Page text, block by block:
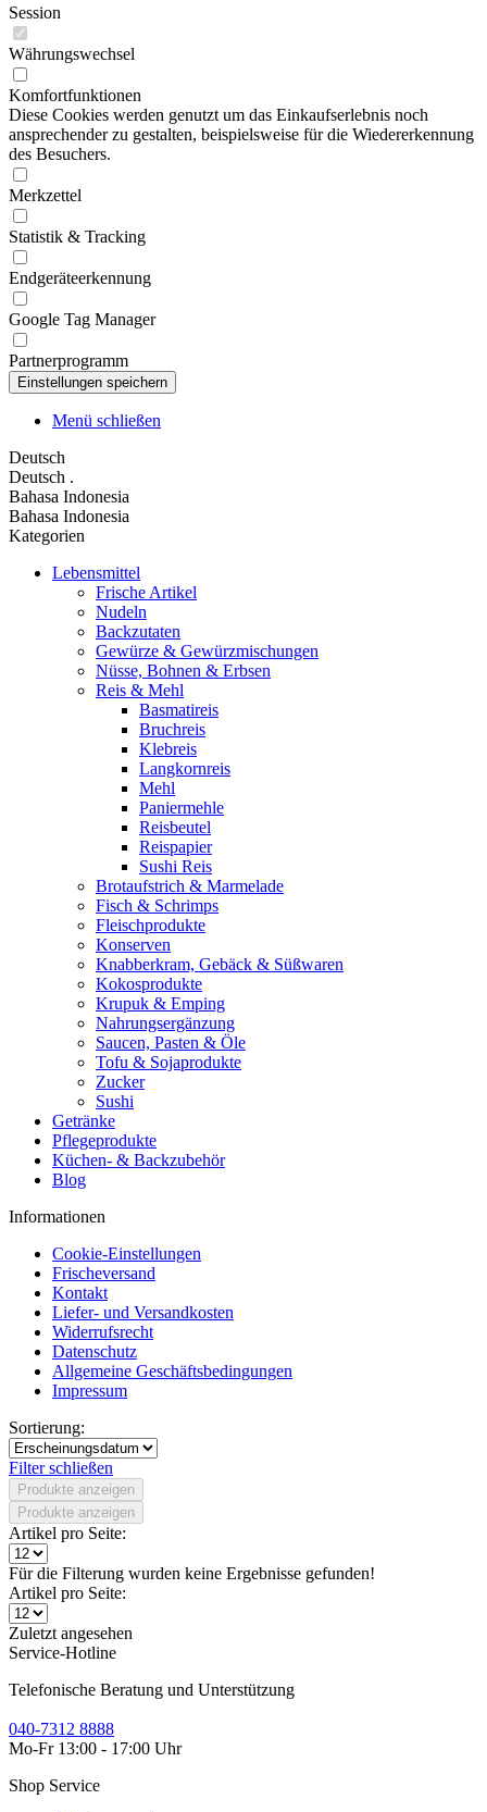
Session
Währungswechsel
Komfortfunktionen
Diese Cookies werden genutzt um das Einkaufserlebnis noch
ansprechender zu gestalten, beispielsweise für die Wiedererkennung
des Besuchers.
Merkzettel
Statistik & Tracking
Endgeräteerkennung
Google Tag Manager
Partnerprogramm
Menü schließen
Deutsch
Deutsch .
Bahasa Indonesia
Bahasa Indonesia
Kategorien
Lebensmittel
Frische Artikel
Nudeln
Backzutaten
Gewürze & Gewürzmischungen
Nüsse, Bohnen & Erbsen
Reis & Mehl
Basmatireis
Bruchreis
Klebreis
Langkornreis
Mehl
Paniermehle
Reisbeutel
Reispapier
Sushi Reis
Brotaufstrich & Marmelade
Fisch & Schrimps
Fleischprodukte
Konserven
Knabberkram, Gebäck & Süßwaren
Kokosprodukte
Krupuk & Emping
Nahrungsergänzung
Saucen, Pasten & Öle
Tofu & Sojaprodukte
Zucker
Sushi
Getränke
Pflegeprodukte
Küchen- & Backzubehör
Blog
Informationen
Cookie-Einstellungen
Frischeversand
Kontakt
Liefer- und Versandkosten
Widerrufsrecht
Datenschutz
Allgemeine Geschäftsbedingungen
Impressum
Sortierung:
Filter schließen
Produkte anzeigen
Produkte anzeigen
Artikel pro Seite:
Für die Filterung wurden keine Ergebnisse gefunden!
Artikel pro Seite:
Zuletzt angesehen
Service-Hotline
Telefonische Beratung und Unterstützung
040-7312 8888
Mo-Fr 13:00 - 17:00 Uhr
Shop Service